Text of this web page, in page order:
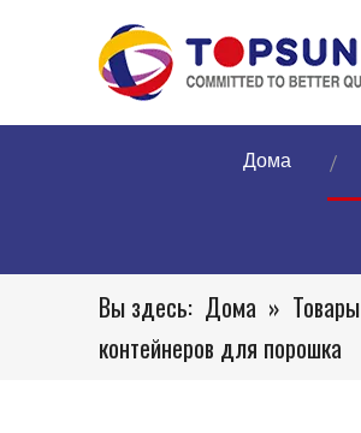
Дома
Вы здесь: Дома » Товары
контейнеров для порошка